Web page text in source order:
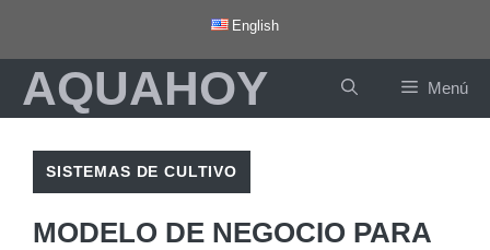
contenido
English
AQUAHOY Menú
SISTEMAS DE CULTIVO
MODELO DE NEGOCIO PARA